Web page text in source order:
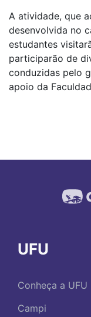
A atividade, que
desenvolvida no
estudantes
participarão de
conduzidas pelo
apoio da
UFU
Conheça a UFU
Campi